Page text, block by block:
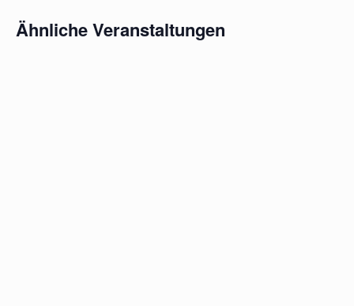
Ähnliche Veranstaltungen